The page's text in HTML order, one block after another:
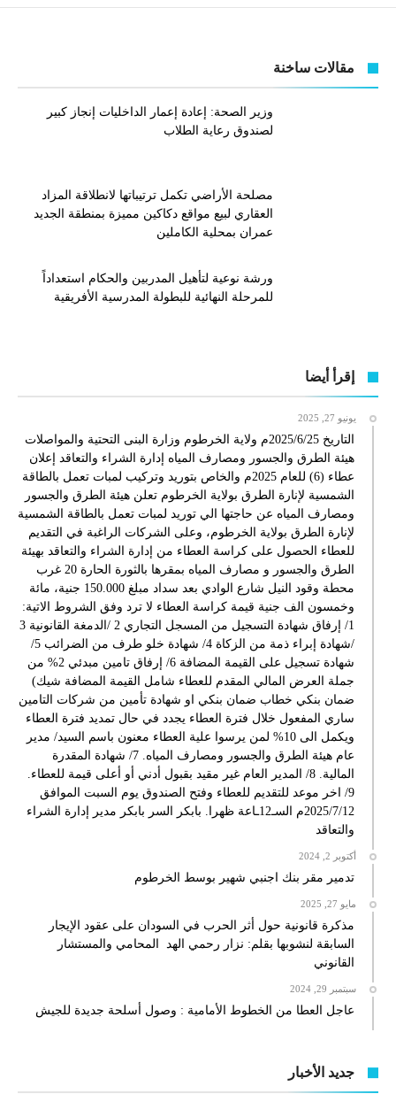
مقالات ساخنة
وزير الصحة: إعادة إعمار الداخليات إنجاز كبير
لصندوق رعاية الطلاب
مصلحة الأراضي تكمل ترتيباتها لانطلاقة المزاد
العقاري لبيع مواقع دكاكين مميزة بمنطقة الجديد
عمران بمحلية الكاملين
ورشة نوعية لتأهيل المدربين والحكام استعداداً
للمرحلة النهائية للبطولة المدرسية الأفريقية
إقرأ أيضا
يونيو 27, 2025
التاريخ 2025/6/25م ولاية الخرطوم وزارة البنى التحتية والمواصلات
هيئة الطرق والجسور ومصارف المياه إدارة الشراء والتعاقد إعلان
عطاء (6) للعام 2025م والخاص بتوريد وتركيب لمبات تعمل بالطاقة
الشمسية لإنارة الطرق بولاية الخرطوم تعلن هيئة الطرق والجسور
ومصارف المياه عن حاجتها الي توريد لمبات تعمل بالطاقة الشمسية
لإنارة الطرق بولاية الخرطوم، وعلى الشركات الراغبة في التقديم
للعطاء الحصول على كراسة العطاء من إدارة الشراء والتعاقد بهيئة
الطرق والجسور و مصارف المياه بمقرها بالثورة الحارة 20 غرب
محطة وقود النيل شارع الوادي بعد سداد مبلغ 150.000 جنية، مائة
وخمسون الف جنية قيمة كراسة العطاء لا ترد وفق الشروط الاتية:
1/ إرفاق شهادة التسجيل من المسجل التجاري 2 /الدمغة القانونية 3
/شهادة إبراء ذمة من الزكاة 4/ شهادة خلو طرف من الضرائب 5/
شهادة تسجيل على القيمة المضافة 6/ إرفاق تامين مبدئي 2% من
جملة العرض المالي المقدم للعطاء شامل القيمة المضافة شيك)
ضمان بنكي خطاب ضمان بنكي او شهادة تأمين من شركات التامين
ساري المفعول خلال فترة العطاء يجدد في حال تمديد فترة العطاء
ويكمل الى 10% لمن يرسوا علية العطاء معنون باسم السيد/ مدير
عام هيئة الطرق والجسور ومصارف المياه. 7/ شهادة المقدرة
المالية. 8/ المدير العام غير مقيد بقبول أدني أو أعلى قيمة للعطاء.
9/ اخر موعد للتقديم للعطاء وفتح الصندوق يوم السبت الموافق
2025/7/12م السـ12ـاعة ظهرا. بابكر السر بابكر مدير إدارة الشراء
والتعاقد
أكتوبر 2, 2024
تدمير مقر بنك اجنبي شهير بوسط الخرطوم
مايو 27, 2025
مذكرة قانونية حول أثر الحرب في السودان على عقود الإيجار
السابقة لنشوبها بقلم: نزار رحمي الهد المحامي والمستشار
القانوني
سبتمبر 29, 2024
عاجل العطا من الخطوط الأمامية : وصول أسلحة جديدة للجيش
جديد الأخبار